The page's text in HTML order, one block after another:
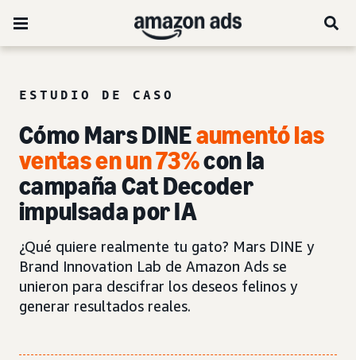
ESTUDIO DE CASO
Cómo Mars DINEaumentó las
ventas en un 73%con la
campaña Cat Decoder
impulsada por IA
¿Qué quiere realmente tu gato? Mars DINE y
Brand Innovation Lab de Amazon Ads se
unieron para descifrar los deseos felinos y
generar resultados reales.